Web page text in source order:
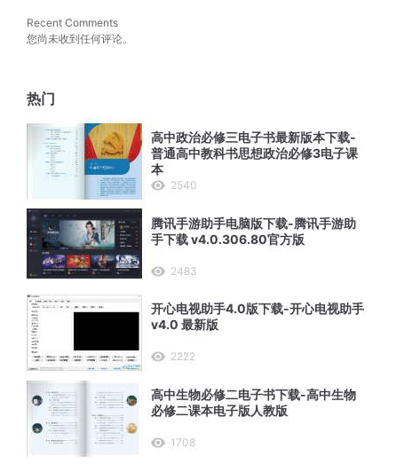
Recent Comments
您尚未收到任何评论。
热门
高中政治必修三电子书最新版本下载-
普通高中教科书思想政治必修3电子课
本
2540
腾讯手游助手电脑版下载-腾讯手游助
手下载 v4.0.306.80官方版
2483
开心电视助手4.0版下载-开心电视助手
v4.0 最新版
2222
高中生物必修二电子书下载-高中生物
必修二课本电子版人教版
1708